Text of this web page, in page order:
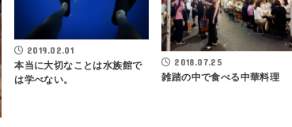
2019.02.01
本当に大切なことは水族館で
は学べない。
2018.07.25
雑踏の中で食べる中華料理